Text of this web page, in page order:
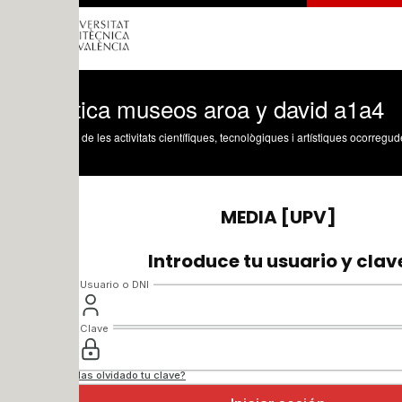
museos aroa y david a1a4
les activitats científiques, tecnològiques i artístiques ocorregudes en els tres